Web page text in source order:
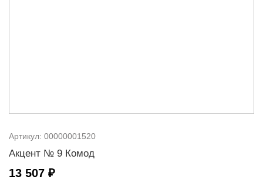
Артикул: 00000001520
Акцент № 9 Комод
13 507 ₽